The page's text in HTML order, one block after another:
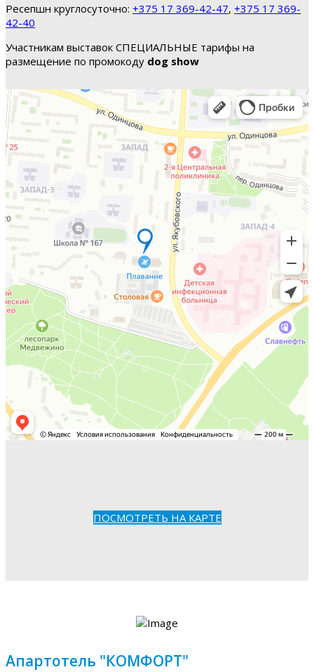
Ресепшн круглосуточно: +375 17 369-42-47, +375 17 369-
42-40
Участникам выставок СПЕЦИАЛЬНЫЕ тарифы на
размещение по промокоду dog show
ПОСМОТРЕТЬ НА КАРТЕ
Апартотель "КОМФОРТ"